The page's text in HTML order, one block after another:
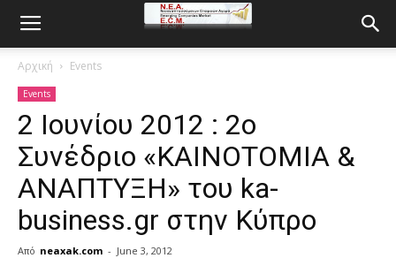
Αρχική Events
Events
2 Ιουνίου 2012 : 2ο
Συνέδριο «ΚΑΙΝΟΤΟΜΙΑ &
ΑΝΑΠΤΥΞΗ» του ka-
business.gr στην Κύπρο
Από neaxak.com - June 3, 2012